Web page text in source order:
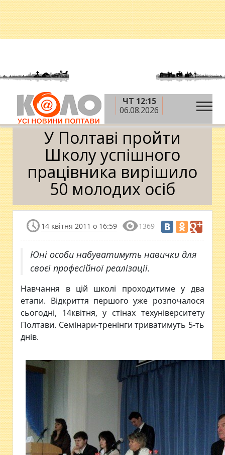
ЧТ 12:15
06.08.2026
Головна » Новини »
У Полтаві пройти Школу
успішного працівника вирішило 50 молодих осіб
У Полтаві пройти
Школу успішного
працівника вирішило
50 молодих осіб
14 квітня 2011 о 16:59 1369
Юні особи набуватимуть навички для
своєї професійної реалізації.
Навчання в цій школі проходитиме у два
етапи. Відкриття першого уже розпочалося
сьогодні, 14квітня, у стінах техуніверситету
Полтави. Семінари-тренінги триватимуть 5-ть
днів.